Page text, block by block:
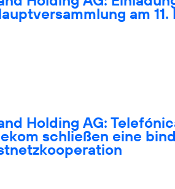
am 11.
Holding AG:
schließen eine